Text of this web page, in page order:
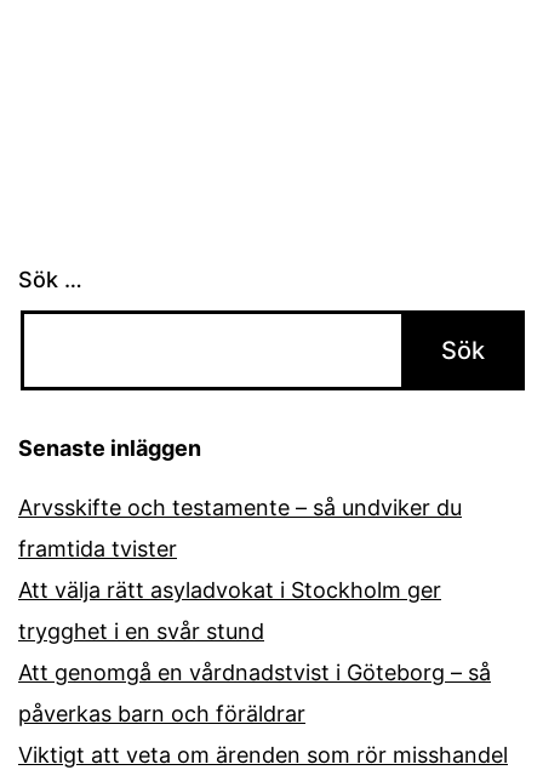
Sök …
Senaste inläggen
Arvsskifte och testamente – så undviker du
framtida tvister
Att välja rätt asyladvokat i Stockholm ger
trygghet i en svår stund
Att genomgå en vårdnadstvist i Göteborg – så
påverkas barn och föräldrar
Viktigt att veta om ärenden som rör misshandel